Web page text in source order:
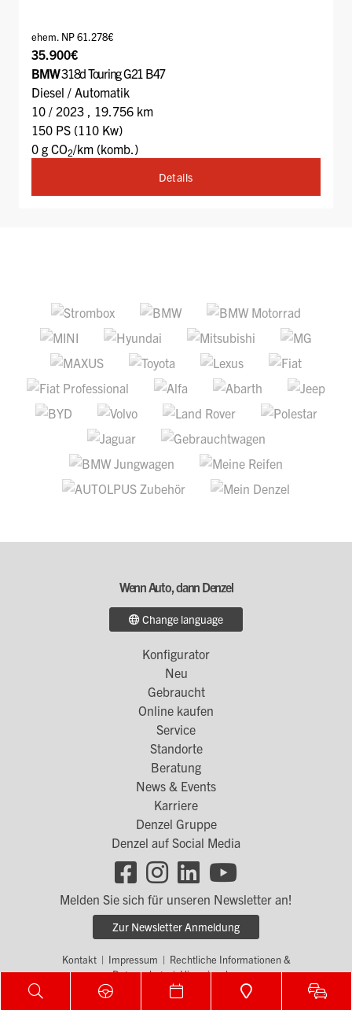
ehem. NP 61.278€
35.900€
BMW318d Touring G21 B47
Diesel / Automatik
10 / 2023 , 19.756 km
150 PS (110 Kw)
0 g CO2/km (komb.)
Details
Wenn Auto, dann Denzel
Change language
Konfigurator
Neu
Gebraucht
Online kaufen
Service
Standorte
Beratung
News & Events
Karriere
Denzel Gruppe
Denzel auf Social Media
Links
Melden Sie sich für unseren Newsletter an!
Zur Newsletter Anmeldung
Footer
Kontakt| Impressum | Rechtliche Informationen &
Datenschutz|Hinweisgeber
© by WOLFGANG DENZEL AUTO AG